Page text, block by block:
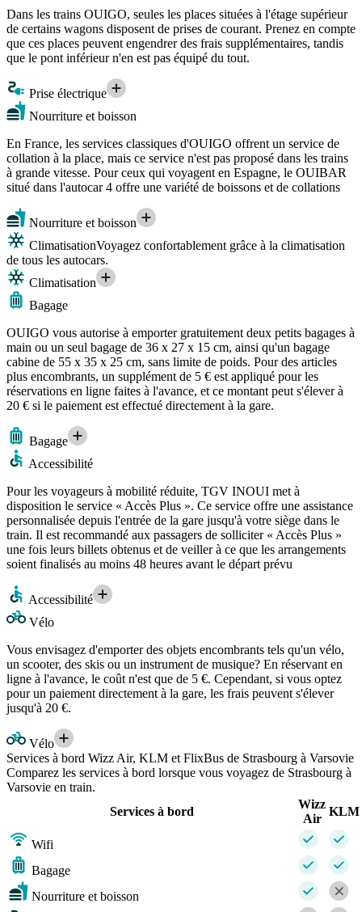
Dans les trains OUIGO, seules les places situées à l'étage supérieur
de certains wagons disposent de prises de courant. Prenez en compte
que ces places peuvent engendrer des frais supplémentaires, tandis
que le pont inférieur n'en est pas équipé du tout.
Prise électrique
Nourriture et boisson
En France, les services classiques d'OUIGO offrent un service de
collation à la place, mais ce service n'est pas proposé dans les trains
à grande vitesse. Pour ceux qui voyagent en Espagne, le OUIBAR
situé dans l'autocar 4 offre une variété de boissons et de collations
Nourriture et boisson
ClimatisationVoyagez confortablement grâce à la climatisation
de tous les autocars.
Climatisation
Bagage
OUIGO vous autorise à emporter gratuitement deux petits bagages à
main ou un seul bagage de 36 x 27 x 15 cm, ainsi qu'un bagage
cabine de 55 x 35 x 25 cm, sans limite de poids. Pour des articles
plus encombrants, un supplément de 5 € est appliqué pour les
réservations en ligne faites à l'avance, et ce montant peut s'élever à
20 € si le paiement est effectué directement à la gare.
Bagage
Accessibilité
Pour les voyageurs à mobilité réduite, TGV INOUI met à
disposition le service « Accès Plus ». Ce service offre une assistance
personnalisée depuis l'entrée de la gare jusqu'à votre siège dans le
train. Il est recommandé aux passagers de solliciter « Accès Plus »
une fois leurs billets obtenus et de veiller à ce que les arrangements
soient finalisés au moins 48 heures avant le départ prévu
Accessibilité
Vélo
Vous envisagez d'emporter des objets encombrants tels qu'un vélo,
un scooter, des skis ou un instrument de musique? En réservant en
ligne à l'avance, le coût n'est que de 5 €. Cependant, si vous optez
pour un paiement directement à la gare, les frais peuvent s'élever
jusqu'à 20 €.
Vélo
Services à bord Wizz Air, KLM et FlixBus de Strasbourg à Varsovie
Comparez les services à bord lorsque vous voyagez de Strasbourg à
Varsovie en train.
Services à bord
Wizz
Air
KLM
Wifi
Bagage
Nourriture et boisson